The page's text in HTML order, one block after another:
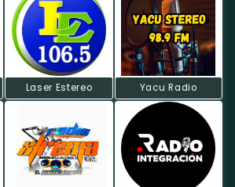
Laser Estereo Yacu Radio